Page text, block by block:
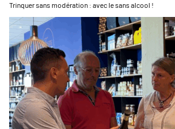
Trinquer sans modération : avec le sans alcool !